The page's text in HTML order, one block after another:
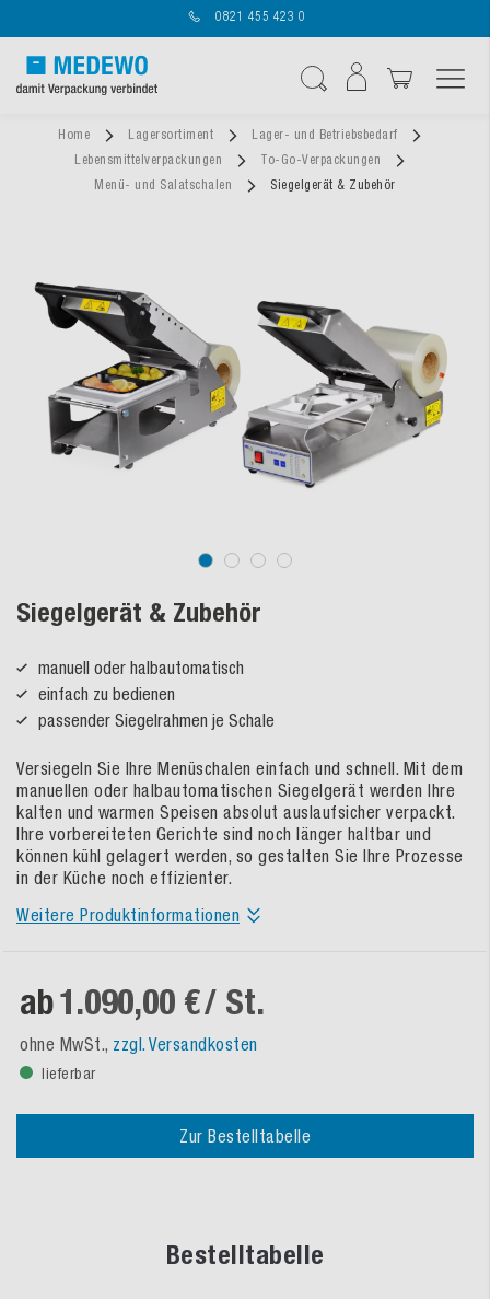
0821 455 423 0
Home Lagersortiment
Lager- und Betriebsbedarf
Lebensmittelverpackungen
To-Go-Verpackungen
Menü- und Salatschalen
Siegelgerät & Zubehör
Siegelgerät & Zubehör
manuell oder halbautomatisch
einfach zu bedienen
passender Siegelrahmen je Schale
Versiegeln Sie Ihre Menüschalen einfach und schnell. Mit dem
manuellen oder halbautomatischen Siegelgerät werden Ihre
kalten und warmen Speisen absolut auslaufsicher verpackt.
Ihre vorbereiteten Gerichte sind noch länger haltbar und
können kühl gelagert werden, so gestalten Sie Ihre Prozesse
in der Küche noch effizienter.
Weitere Produktinformationen
ab1.090,00 €/ St.
ohne MwSt., zzgl. Versandkosten
lieferbar
Zur Bestelltabelle
Bestelltabelle